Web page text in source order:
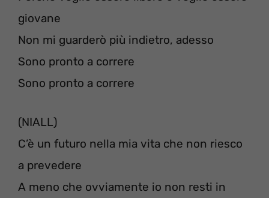
giovane
Non mi guarderò più indietro, adesso
Sono pronto a correre
Sono pronto a correre
(NIALL)
C’è un futuro nella mia vita che non riesco
a prevedere
A meno che ovviamente io non resti in